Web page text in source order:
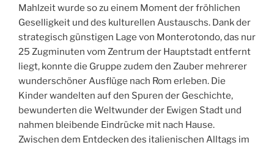
Mahlzeit wurde so zu einem Moment der fröhlichen
Geselligkeit und des kulturellen Austauschs. Dank der
strategisch günstigen Lage von Monterotondo, das nur
25 Zugminuten vom Zentrum der Hauptstadt entfernt
liegt, konnte die Gruppe zudem den Zauber mehrerer
wunderschöner Ausflüge nach Rom erleben. Die
Kinder wandelten auf den Spuren der Geschichte,
bewunderten die Weltwunder der Ewigen Stadt und
nahmen bleibende Eindrücke mit nach Hause.
Zwischen dem Entdecken des italienischen Alltags im